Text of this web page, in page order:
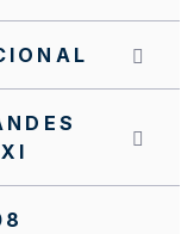
FFIE 2025
FFIE 2025
FFIE 2025